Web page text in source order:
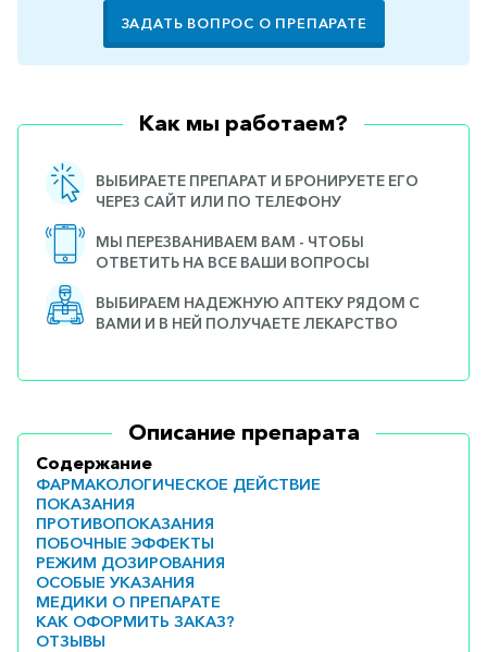
ЗАДАТЬ ВОПРОС О ПРЕПАРАТЕ
Как мы работаем?
ВЫБИРАЕТЕ ПРЕПАРАТ И БРОНИРУЕТЕ ЕГО
ЧЕРЕЗ САЙТ ИЛИ ПО ТЕЛЕФОНУ
МЫ ПЕРЕЗВАНИВАЕМ ВАМ - ЧТОБЫ
ОТВЕТИТЬ НА ВСЕ ВАШИ ВОПРОСЫ
ВЫБИРАЕМ НАДЕЖНУЮ АПТЕКУ РЯДОМ С
ВАМИ И В НЕЙ ПОЛУЧАЕТЕ ЛЕКАРСТВО
Описание препарата
Содержание
ФАРМАКОЛОГИЧЕСКОЕ ДЕЙСТВИЕ
ПОКАЗАНИЯ
ПРОТИВОПОКАЗАНИЯ
ПОБОЧНЫЕ ЭФФЕКТЫ
РЕЖИМ ДОЗИРОВАНИЯ
ОСОБЫЕ УКАЗАНИЯ
МЕДИКИ О ПРЕПАРАТЕ
КАК ОФОРМИТЬ ЗАКАЗ?
ОТЗЫВЫ